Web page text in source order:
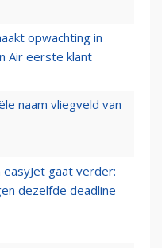
opwachting in
Air eerste klant
naam vliegveld van
gaat verder:
dezelfde deadline